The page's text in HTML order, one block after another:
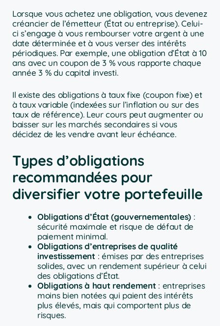
Lorsque vous achetez une obligation, vous devenez
créancier de l’émetteur (État ou entreprise). Celui-
ci s’engage à vous rembourser votre argent à une
date déterminée et à vous verser des intérêts
périodiques. Par exemple, une obligation d’État à 10
ans avec un coupon de 3 % vous rapporte chaque
année 3 % du capital investi.
Il existe des obligations à taux fixe (coupon fixe) et
à taux variable (indexées sur l’inflation ou sur des
taux de référence). Leur cours peut augmenter ou
baisser sur les marchés secondaires si vous
décidez de les vendre avant leur échéance.
Types d’obligations
recommandées pour
diversifier votre portefeuille
Obligations d’État (gouvernementales):
sécurité maximale et risque de défaut de
paiement minimal.
Obligations d’entreprises de qualité
investissement : émises par des entreprises
solides, avec un rendement supérieur à celui
des obligations d’État.
Obligations à haut rendement : entreprises
moins bien notées qui paient des intérêts
plus élevés, mais qui comportent plus de
risques.